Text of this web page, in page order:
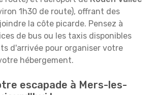
1h30 de route), offrant des
la côte picarde. Pensez à
de bus ou les taxis disponibles
d'arrivée pour organiser votre
hébergement.
escapade à Mers-les-